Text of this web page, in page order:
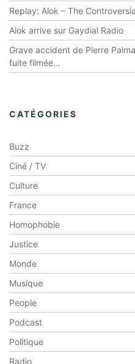
Replay: Alok – The
Alok arrive sur Gaydial Radio
Grave accident de Pierre
fuite filmée…
CATÉGORIES
Buzz
Ciné / TV
Culture
France
Homophobie
Justice
Monde
Musique
People
Podcast
Politique
Radio